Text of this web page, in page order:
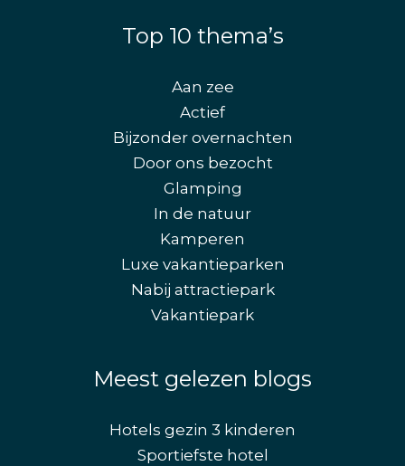
Top 10 thema’s
Aan zee
Actief
Bijzonder overnachten
Door ons bezocht
Glamping
In de natuur
Kamperen
Luxe vakantieparken
Nabij attractiepark
Vakantiepark
Meest gelezen blogs
Hotels gezin 3 kinderen
Sportiefste hotel